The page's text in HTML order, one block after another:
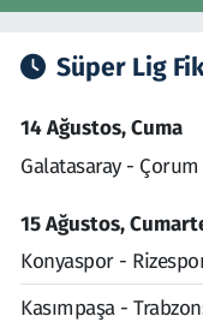
Süper Lig
14 Ağustos, Cuma
Galatasaray - Çorum
15 Ağustos,
Konyaspor -
Kasımpaşa -